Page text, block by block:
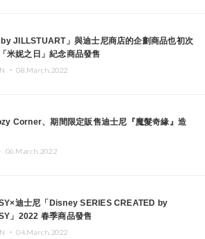
by JILLSTUART」與迪士尼商店的企劃商品也初次
米妮之日」紀念商品發售
・08.March.2022
Corner、期間限定販售迪士尼『魔髮奇緣』造
06.March.2022
迪士尼「Disney SERIES CREATED by
」2022 春季商品發售
・04.March.2022